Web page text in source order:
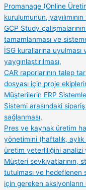
Promanage (Online
kurulumunun,
GCP Study
tamamlanması ve
İSG kurallarına
yaygınlaştırılması,
CAR raporlarının talep
dosyası için proje
Müşterilerin ERP
Sistemi arasındaki
sağlanması,
Pres ve kaynak üretim
yönetimini (haftalık,
üretim yeterliliğini
Müşteri sevkiyatlarının,
tutulması ve hedeflenen
için gereken aksiyonların